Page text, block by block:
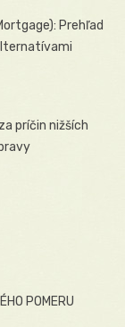
Prehľad
príčin nižších
POMERU